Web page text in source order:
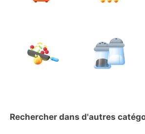
Rechercher dans d'autres